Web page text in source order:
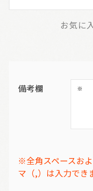
お気に
備考欄
※全角スペースお
マ（,）は入力でき